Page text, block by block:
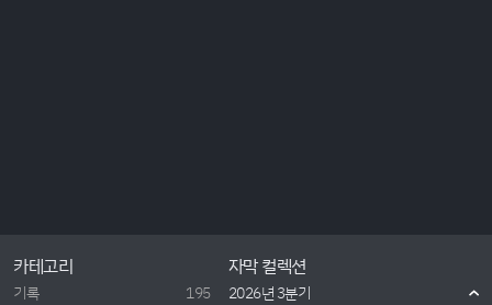
카테고리
기록
195
자막 컬렉션
2026년 3분기